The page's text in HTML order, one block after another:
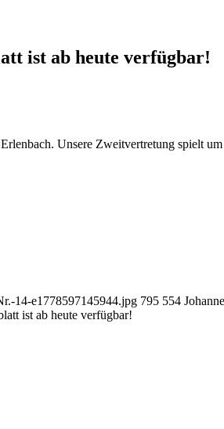
ist ab heute verfügbar!
Unsere Zweitvertretung spielt
14-e1778597145944.jpg 795 554
ist ab heute verfügbar!